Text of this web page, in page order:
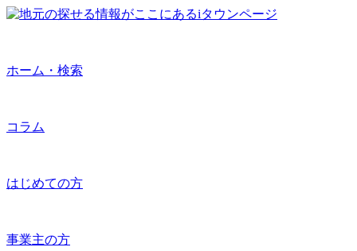
ホーム・検索
コラム
はじめての方
事業主の方